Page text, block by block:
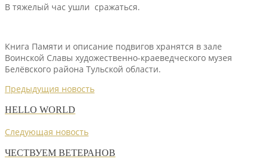
В тяжелый час ушли сражаться.
Книга Памяти и описание подвигов хранятся в зале
Воинской Славы художественно-краеведческого музея
Белёвского района Тульской области.
Предыдущия новость
HELLO WORLD
Следующая новость
ЧЕСТВУЕМ ВЕТЕРАНОВ